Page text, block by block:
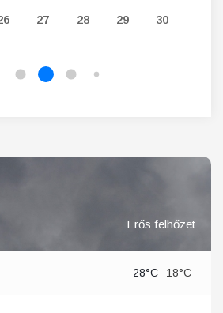
27 28 29 30
Erős felhőzet
28°C 18°C